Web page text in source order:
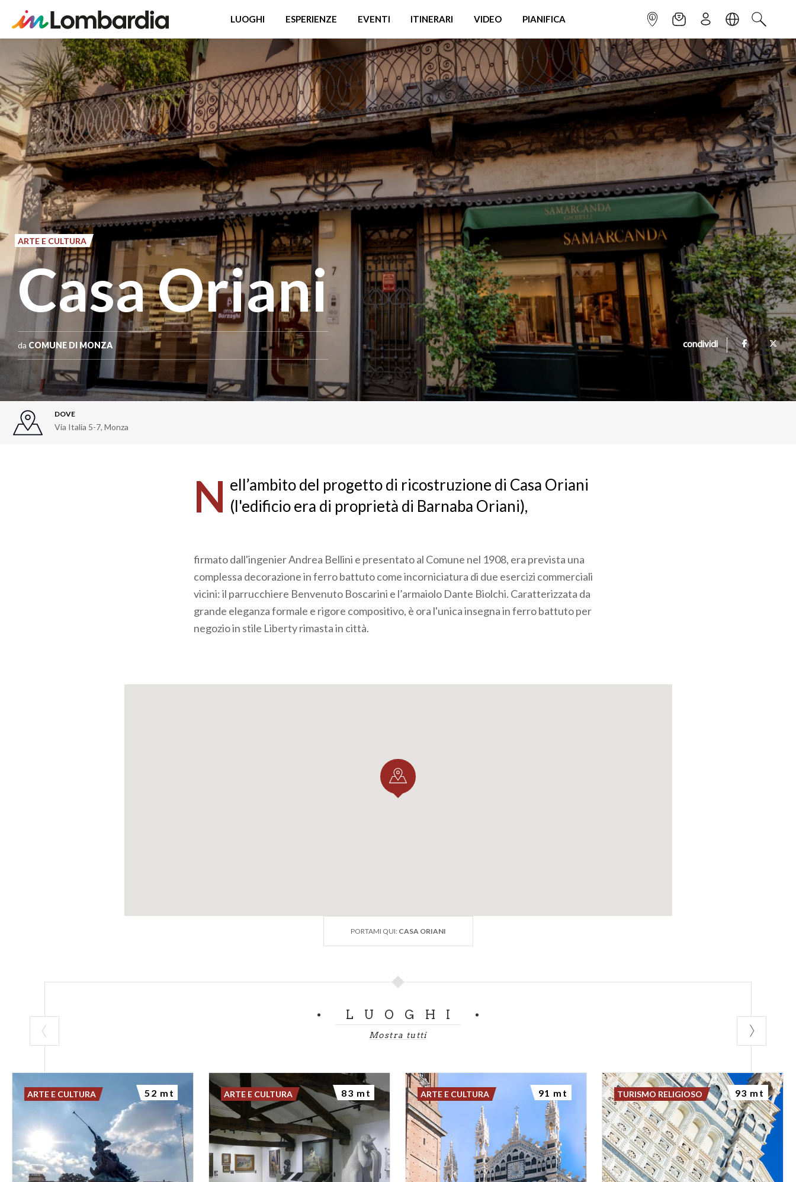
contenuto
principale
LUOGHI ESPERIENZE EVENTI ITINERARI VIDEO PIANIFICA INFOPOINTNEWSLETTER
ISCRIVITILINGUACERCA
ARTE E CULTURA
Casa Oriani
da COMUNE DI MONZA condividi
DOVE
Via Italia 5-7, Monza
N ell’ambito del progetto di ricostruzione di Casa Oriani
(l'edificio era di proprietà di Barnaba Oriani),
firmato dall'ingenier Andrea Bellini e presentato al Comune nel 1908, era prevista una
complessa decorazione in ferro battuto come incorniciatura di due esercizi commerciali
vicini: il parrucchiere Benvenuto Boscarini e l’armaiolo Dante Biolchi. Caratterizzata da
grande eleganza formale e rigore compositivo, è ora l'unica insegna in ferro battuto per
negozio in stile Liberty rimasta in città.
PORTAMI QUI: CASA ORIANI
LUOGHI
Mostra tutti
ARTE E CULTURA 52 mt ARTE E CULTURA 83 mt ARTE E CULTURA 91 mt TURISMO RELIGIOSO 93 mt